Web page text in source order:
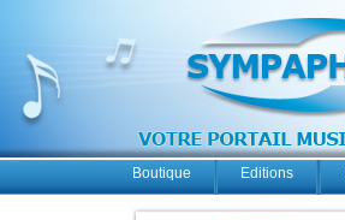
Boutique Editions